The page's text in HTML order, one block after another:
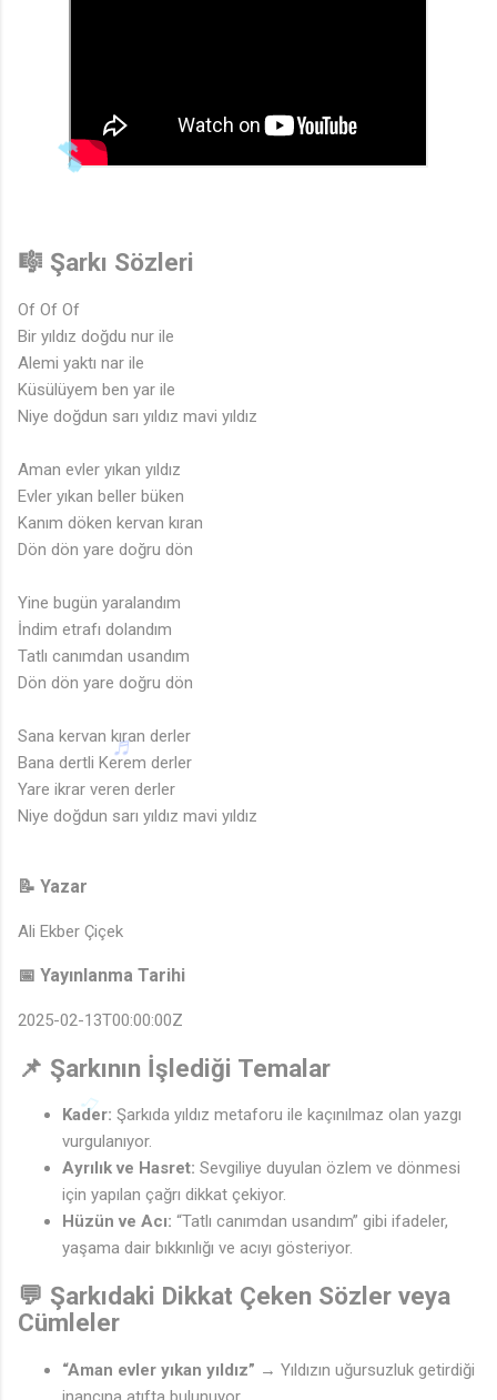
🎼 Şarkı Sözleri
Of Of Of
Bir yıldız doğdu nur ile
Alemi yaktı nar ile
Küsülüyem ben yar ile
Niye doğdun sarı yıldız mavi yıldız
Aman evler yıkan yıldız
Evler yıkan beller büken
Kanım döken kervan kıran
Dön dön yare doğru dön
Yine bugün yaralandım
İndim etrafı dolandım
Tatlı canımdan usandım
Dön dön yare doğru dön
Sana kervan kıran derler
Bana dertli Kerem derler
Yare ikrar veren derler
Niye doğdun sarı yıldız mavi yıldız
📝 Yazar
Ali Ekber Çiçek
📅 Yayınlanma Tarihi
2025-02-13T00:00:00Z
📌 Şarkının İşlediği Temalar
Kader: Şarkıda yıldız metaforu ile kaçınılmaz olan yazgı
vurgulanıyor.
Ayrılık ve Hasret: Sevgiliye duyulan özlem ve dönmesi
için yapılan çağrı dikkat çekiyor.
Hüzün ve Acı: “Tatlı canımdan usandım” gibi ifadeler,
yaşama dair bıkkınlığı ve acıyı gösteriyor.
💬 Şarkıdaki Dikkat Çeken Sözler veya
Cümleler
“Aman evler yıkan yıldız” → Yıldızın uğursuzluk getirdiği
♬
🎵